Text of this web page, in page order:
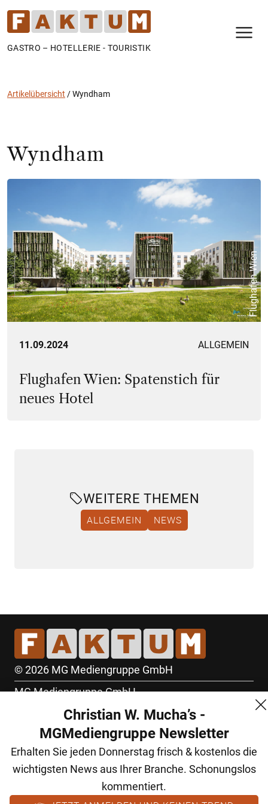
GASTRO – HOTELLERIE - TOURISTIK
Artikelübersicht /Wyndham
Wyndham
Flughafen Wien
11.09.2024 ALLGEMEIN
Flughafen Wien: Spatenstich für
neues Hotel
WEITERE THEMEN
ALLGEMEIN NEWS
© 2026 MG Mediengruppe GmbH
MG Mediengruppe GmbH
Burgring 1/7
1010 Wien
+43 (1) 522 14 14
office@mgmedien.at
Kontakt
Christian W. Mucha’s -
MGMediengruppe Newsletter
Erhalten Sie jeden Donnerstag frisch & kostenlos die
wichtigsten News aus Ihrer Branche. Schonungslos
kommentiert.